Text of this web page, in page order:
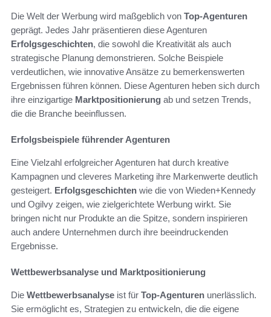
Die Welt der Werbung wird maßgeblich von Top-Agenturen
geprägt. Jedes Jahr präsentieren diese Agenturen
Erfolgsgeschichten, die sowohl die Kreativität als auch
strategische Planung demonstrieren. Solche Beispiele
verdeutlichen, wie innovative Ansätze zu bemerkenswerten
Ergebnissen führen können. Diese Agenturen heben sich durch
ihre einzigartige Marktpositionierung ab und setzen Trends,
die die Branche beeinflussen.
Erfolgsbeispiele führender Agenturen
Eine Vielzahl erfolgreicher Agenturen hat durch kreative
Kampagnen und cleveres Marketing ihre Markenwerte deutlich
gesteigert. Erfolgsgeschichten wie die von Wieden+Kennedy
und Ogilvy zeigen, wie zielgerichtete Werbung wirkt. Sie
bringen nicht nur Produkte an die Spitze, sondern inspirieren
auch andere Unternehmen durch ihre beeindruckenden
Ergebnisse.
Wettbewerbsanalyse und Marktpositionierung
Die Wettbewerbsanalyse ist für Top-Agenturen unerlässlich.
Sie ermöglicht es, Strategien zu entwickeln, die die eigene